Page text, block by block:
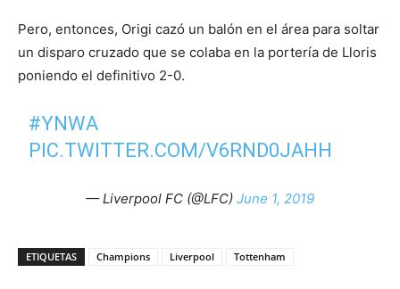
Pero, entonces, Origi cazó un balón en el área para soltar
un disparo cruzado que se colaba en la portería de Lloris
poniendo el definitivo 2-0.
#YNWA
PIC.TWITTER.COM/V6RND0JAHH
— Liverpool FC (@LFC) June 1, 2019
ETIQUETAS Champions Liverpool Tottenham